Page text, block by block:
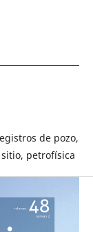
de pozo,
petrofísica